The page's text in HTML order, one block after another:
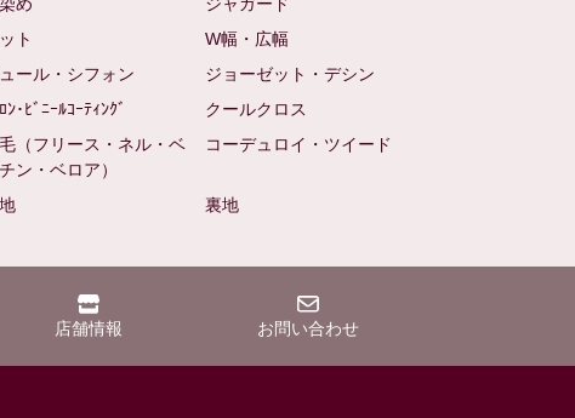
ト
W幅・広幅
ール・シフォン
ジョーゼット・デシン
ﾝ･ﾋﾞﾆｰﾙｺｰﾃｨﾝｸﾞ
クールクロス
（フリース・ネル・ベ
ン・ベロア）
コーデュロイ・ツイード
裏地
店舗情報 お問い合わせ